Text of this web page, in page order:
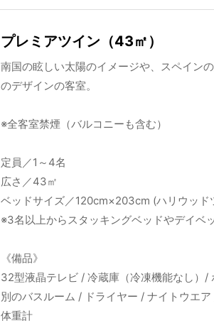
プレミアツイン（43㎡）
南国の眩しい太陽のイメージや、スペイン
のデザインの客室。
※全客室禁煙（バルコニーも含む）
定員／1～4名
広さ／43㎡
ベッドサイズ／120cm×203cm (ハリウッド
※3名以上からスタッキングベッドやデイベ
《備品》
32型液晶テレビ / 冷蔵庫（冷凍機能なし）
別のバスルーム / ドライヤー / ナイトウエ
体重計